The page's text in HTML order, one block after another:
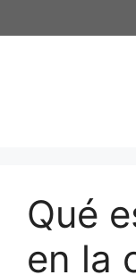
al
Qué
en la